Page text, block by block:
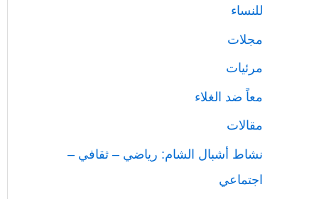
للنساء
مجلات
مرئيات
معاً ضد الغلاء
مقالات
نشاط أشبال الشام: رياضي – ثقافي –
اجتماعي